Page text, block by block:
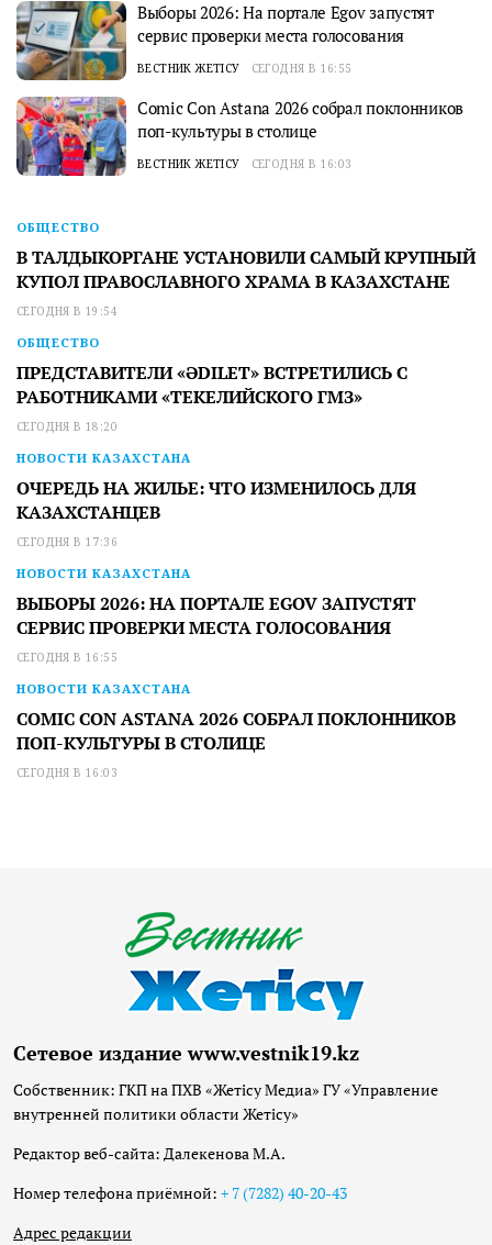
Выборы 2026: На портале Egov запустят
сервис проверки места голосования
ВЕСТНИК ЖЕТІСУ СЕГОДНЯ В 16:55
Comic Con Astana 2026 собрал поклонников
поп-культуры в столице
ВЕСТНИК ЖЕТІСУ СЕГОДНЯ В 16:03
ОБЩЕСТВО
В ТАЛДЫКОРГАНЕ УСТАНОВИЛИ САМЫЙ КРУПНЫЙ
КУПОЛ ПРАВОСЛАВНОГО ХРАМА В КАЗАХСТАНЕ
СЕГОДНЯ В 19:54
ОБЩЕСТВО
ПРЕДСТАВИТЕЛИ «ӘDILET» ВСТРЕТИЛИСЬ С
РАБОТНИКАМИ «ТЕКЕЛИЙСКОГО ГМЗ»
СЕГОДНЯ В 18:20
НОВОСТИ КАЗАХСТАНА
ОЧЕРЕДЬ НА ЖИЛЬЕ: ЧТО ИЗМЕНИЛОСЬ ДЛЯ
КАЗАХСТАНЦЕВ
СЕГОДНЯ В 17:36
НОВОСТИ КАЗАХСТАНА
ВЫБОРЫ 2026: НА ПОРТАЛЕ EGOV ЗАПУСТЯТ
СЕРВИС ПРОВЕРКИ МЕСТА ГОЛОСОВАНИЯ
СЕГОДНЯ В 16:55
НОВОСТИ КАЗАХСТАНА
COMIC CON ASTANA 2026 СОБРАЛ ПОКЛОННИКОВ
ПОП-КУЛЬТУРЫ В СТОЛИЦЕ
СЕГОДНЯ В 16:03
Сетевое издание www.vestnik19.kz
Собственник: ГКП на ПХВ «Жетісу Медиа» ГУ «Управление
внутренней политики области Жетісу»
Редактор веб-сайта: Далекенова М.А.
Номер телефона приёмной: + 7 (7282) 40-20-43
Адрес редакции